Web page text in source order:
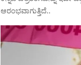
ಆರಂಭವಾಗುತ್ತಿದೆ..